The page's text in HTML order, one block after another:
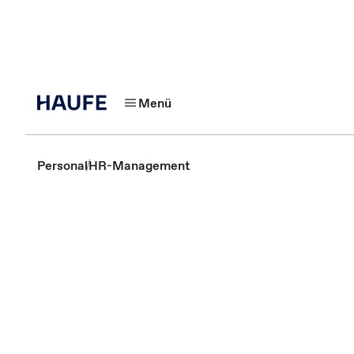
Menü
PersonalHR-Management